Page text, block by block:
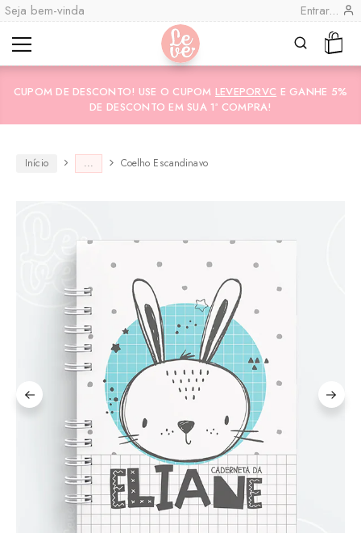
Seja bem-vinda Entrar...
Leve
você"
Lembranças
Variedades
Encadernadas
CUPOM DE DESCONTO! USE O CUPOM LEVEPORVC E GANHE 5%
DE DESCONTO EM SUA 1ª COMPRA!
Início ... Coelho Escandinavo